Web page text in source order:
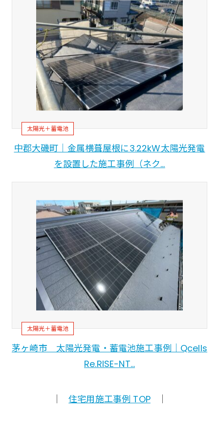
太陽光＋蓄電池
中郡大磯町｜金属横葺屋根に3.22kW太陽光発電
を設置した施工事例（ネク…
太陽光＋蓄電池
茅ヶ崎市 太陽光発電・蓄電池施工事例｜Qcells
Re.RISE-NT…
住宅用施工事例 TOP